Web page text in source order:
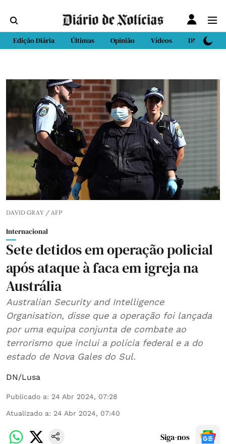
Edição Diária Últimas Opinião Vídeos DN Sport
DAVID GRAY / AFP
Internacional
Sete detidos em operação policial
após ataque à faca em igreja na
Austrália
Australian Security and Intelligence
Organisation, disse que a operação foi lançada
por uma equipa conjunta de combate ao
terrorismo que inclui a polícia federal e a do
estado de Nova Gales do Sul.
DN/Lusa
Publicado a: 24 Abr 2024, 07:28
Atualizado a: 24 Abr 2024, 07:40
Siga-nos